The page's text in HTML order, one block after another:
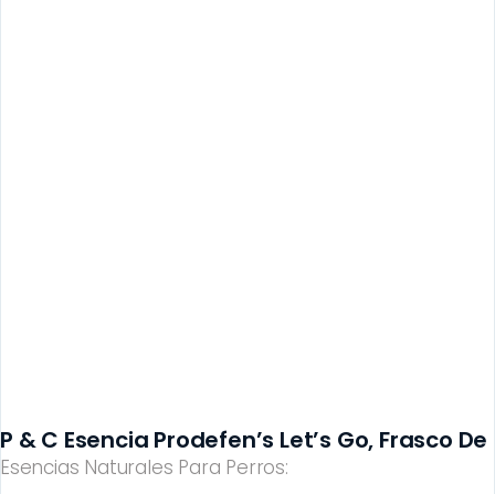
Esencias Naturales Para Perros:
P & C Esencia Prodefen’s Let’s Go, Frasco De